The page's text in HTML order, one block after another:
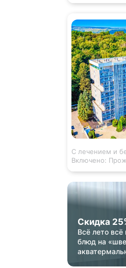
С лечением и
Включено:
Скидка
Всё лето
блюд на